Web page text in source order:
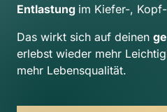
Entlastung im Kiefer-,
Das wirkt sich auf deinen
erlebst wieder mehr
mehr Lebensqualität.